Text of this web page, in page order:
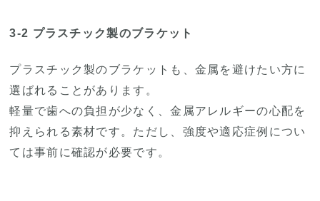
3-2 プラスチック製のブラケット
プラスチック製のブラケットも、金属を避けたい方に
選ばれることがあります。
軽量で歯への負担が少なく、金属アレルギーの心配を
抑えられる素材です。ただし、強度や適応症例につい
ては事前に確認が必要です。